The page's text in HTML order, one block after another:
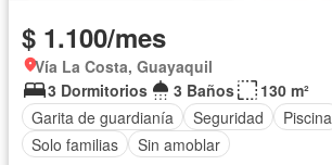
$ 1.100/mes
Vía La Costa, Guayaquil
3 Dormitorios
3 Baños
130 m²
Garita de guardianía
Seguridad Piscina
Solo familias
Sin amoblar